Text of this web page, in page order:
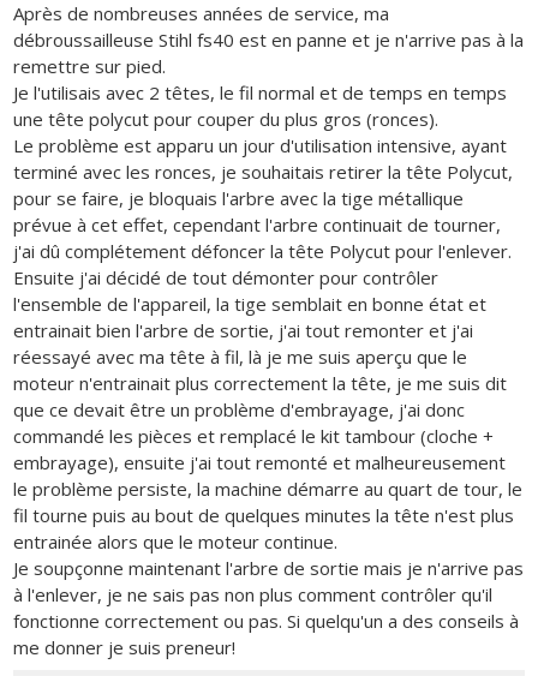
Après de nombreuses années de service, ma
débroussailleuse Stihl fs40 est en panne et je n'arrive pas à la
remettre sur pied.
Je l'utilisais avec 2 têtes, le fil normal et de temps en temps
une tête polycut pour couper du plus gros (ronces).
Le problème est apparu un jour d'utilisation intensive, ayant
terminé avec les ronces, je souhaitais retirer la tête Polycut,
pour se faire, je bloquais l'arbre avec la tige métallique
prévue à cet effet, cependant l'arbre continuait de tourner,
j'ai dû complétement défoncer la tête Polycut pour l'enlever.
Ensuite j'ai décidé de tout démonter pour contrôler
l'ensemble de l'appareil, la tige semblait en bonne état et
entrainait bien l'arbre de sortie, j'ai tout remonter et j'ai
réessayé avec ma tête à fil, là je me suis aperçu que le
moteur n'entrainait plus correctement la tête, je me suis dit
que ce devait être un problème d'embrayage, j'ai donc
commandé les pièces et remplacé le kit tambour (cloche +
embrayage), ensuite j'ai tout remonté et malheureusement
le problème persiste, la machine démarre au quart de tour, le
fil tourne puis au bout de quelques minutes la tête n'est plus
entrainée alors que le moteur continue.
Je soupçonne maintenant l'arbre de sortie mais je n'arrive pas
à l'enlever, je ne sais pas non plus comment contrôler qu'il
fonctionne correctement ou pas. Si quelqu'un a des conseils à
me donner je suis preneur!